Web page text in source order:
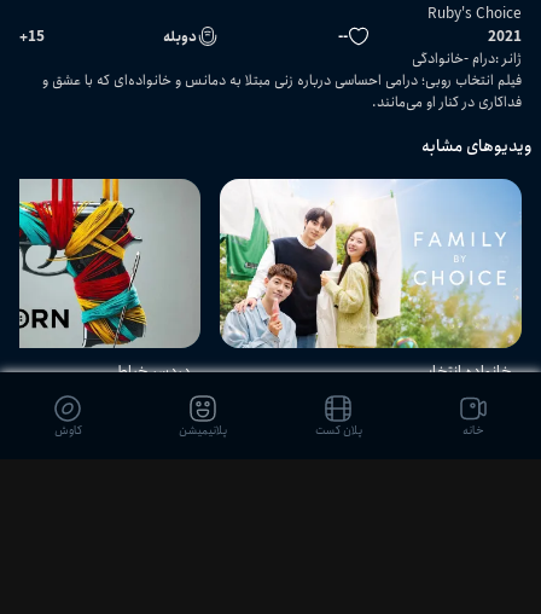
Ruby's Choice
2021
-- دوبله 15
+
ژانر :درام خانوادگی
فیلم انتخاب روبی؛ درامی احساسی درباره زنی مبتلا به دمانس و خانواده‌ای که با عشق و
فداکاری در کنار او می‌مانند.
ویدیوهای مشابه
خانواده انتخابی دردسر خیاط
خانه پلان کست پلانیمیشن کاوش